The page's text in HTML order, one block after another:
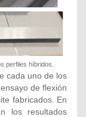
perfiles híbridos.
cada uno de los
de flexión
fabricados. En
los resultados